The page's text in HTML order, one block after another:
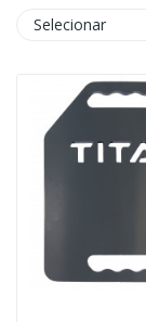
Selecionar